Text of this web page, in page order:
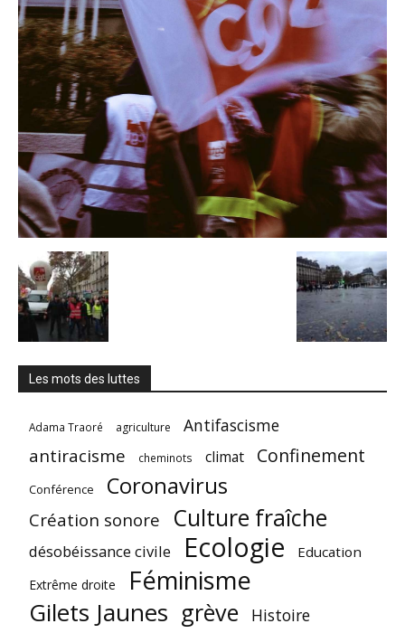
Les mots des luttes
Adama Traoré agriculture Antifascisme
antiracisme cheminots climat Confinement
Conférence Coronavirus
Création sonore Culture fraîche
désobéissance civile Ecologie Education
Extrême droite Féminisme
Gilets Jaunes grève Histoire